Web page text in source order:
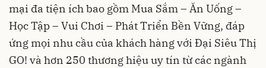
mại đa tiện ích bao gồm Mua Sắm – Ăn Uống –
Học Tập – Vui Chơi – Phát Triển Bền Vững, đáp
ứng mọi nhu cầu của khách hàng với Đại Siêu Thị
GO! và hơn 250 thương hiệu uy tín từ các ngành